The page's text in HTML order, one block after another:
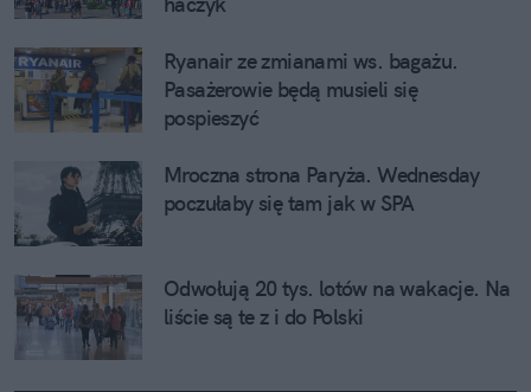
Ryanair ze zmianami ws. bagażu.
Pasażerowie będą musieli się
pospieszyć
Mroczna strona Paryża. Wednesday
poczułaby się tam jak w SPA
Odwołują 20 tys. lotów na wakacje. Na
liście są te z i do Polski